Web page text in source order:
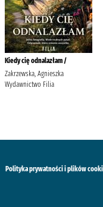
Kiedy cię odnalazłam /
Zakrzewska, Agnieszka
Wydawnictwo Filia
Polityka prywatności i plików